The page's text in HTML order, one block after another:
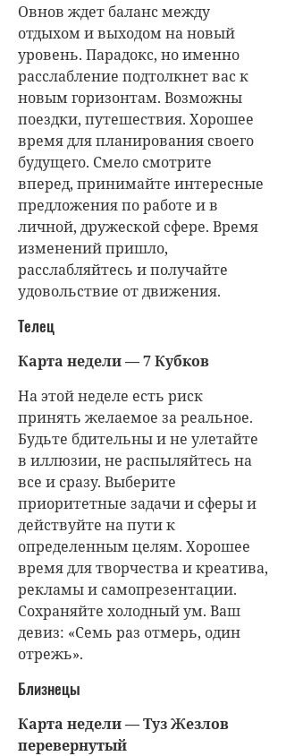
Овнов ждет баланс между
отдыхом и выходом на новый
уровень. Парадокс, но именно
расслабление подтолкнет вас к
новым горизонтам. Возможны
поездки, путешествия. Хорошее
время для планирования своего
будущего. Смело смотрите
вперед, принимайте интересные
предложения по работе и в
личной, дружеской сфере. Время
изменений пришло,
расслабляйтесь и получайте
удовольствие от движения.
Телец
Карта недели — 7 Кубков
На этой неделе есть риск
принять желаемое за реальное.
Будьте бдительны и не улетайте
в иллюзии, не распыляйтесь на
все и сразу. Выберите
приоритетные задачи и сферы и
действуйте на пути к
определенным целям. Хорошее
время для творчества и креатива,
рекламы и самопрезентации.
Сохраняйте холодный ум. Ваш
девиз: «Семь раз отмерь, один
отрежь».
Близнецы
Карта недели — Туз Жезлов
перевернутый